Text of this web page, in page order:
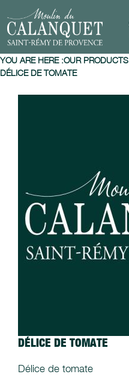
YOU ARE HERE :OUR PRODUCTS
DÉLICE DE TOMATE
DÉLICE DE TOMATE
Délice de tomate